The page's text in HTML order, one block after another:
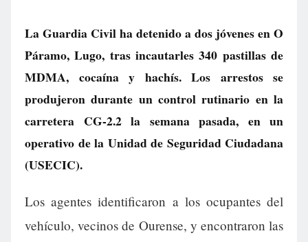
La Guardia Civil ha detenido a dos jóvenes en O
Páramo, Lugo, tras incautarles 340 pastillas de
MDMA, cocaína y hachís. Los arrestos se
produjeron durante un control rutinario en la
carretera CG-2.2 la semana pasada, en un
operativo de la Unidad de Seguridad Ciudadana
(USECIC).
Los agentes identificaron a los ocupantes del
vehículo, vecinos de Ourense, y encontraron las